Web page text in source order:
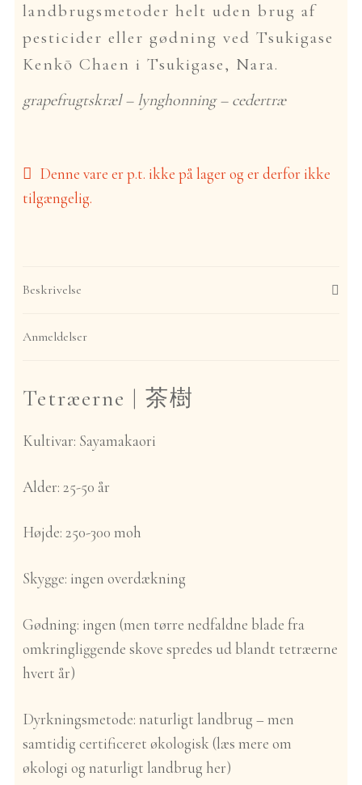
landbrugsmetoder helt uden brug af
pesticider eller gødning ved Tsukigase
Kenkō Chaen i Tsukigase, Nara.
grapefrugtskræl – lynghonning – cedertræ
Denne vare er p.t. ikke på lager og er derfor ikke
tilgængelig.
Beskrivelse
Anmeldelser
Tetræerne | 茶樹
Kultivar: Sayamakaori
Alder: 25-50 år
Højde: 250-300 moh
Skygge: ingen overdækning
Gødning: ingen (men tørre nedfaldne blade fra
omkringliggende skove spredes ud blandt tetræerne
hvert år)
Dyrkningsmetode: naturligt landbrug – men
samtidig certificeret økologisk (læs mere om
økologi og naturligt landbrug her)